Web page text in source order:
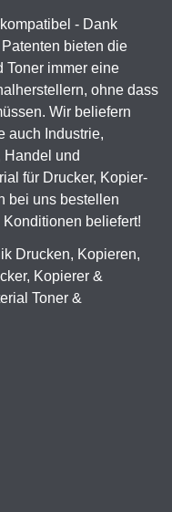
- Dank
bieten die
Toner immer eine
ohne dass
Wir beliefern
auch Industrie,
und
für Drucker, Kopier-
bei uns bestellen
beliefert!
Drucken, Kopieren,
Kopierer &
Toner &